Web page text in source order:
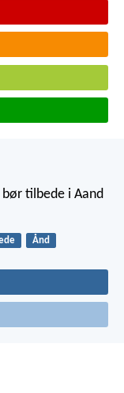
tilbede i Aand
Ånd